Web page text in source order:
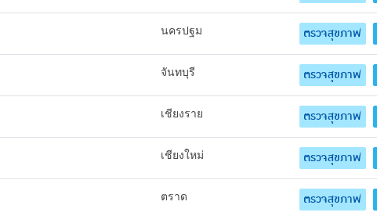
นครปฐม ตรวจสุขภาพ
จันทบุรี ตรวจสุขภาพ
เชียงราย ตรวจสุขภาพ
เชียงใหม่ ตรวจสุขภาพ
ตราด ตรวจสุขภาพ